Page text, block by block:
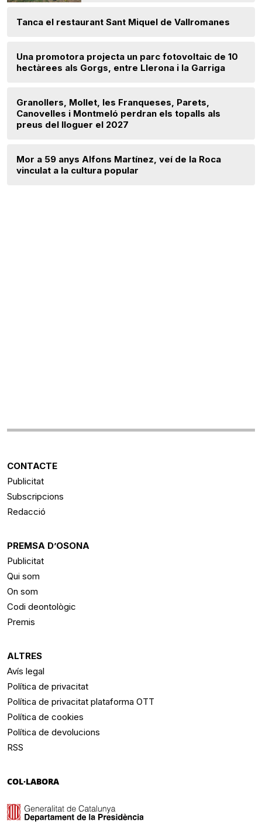
Tanca el restaurant Sant Miquel de Vallromanes
Una promotora projecta un parc fotovoltaic de 10
hectàrees als Gorgs, entre Llerona i la Garriga
Granollers, Mollet, les Franqueses, Parets,
Canovelles i Montmeló perdran els topalls als
preus del lloguer el 2027
Mor a 59 anys Alfons Martínez, veí de la Roca
vinculat a la cultura popular
CONTACTE
Publicitat
Subscripcions
Redacció
PREMSA D’OSONA
Publicitat
Qui som
On som
Codi deontològic
Premis
ALTRES
Avís legal
Política de privacitat
Política de privacitat plataforma OTT
Política de cookies
Política de devolucions
RSS
COL·LABORA